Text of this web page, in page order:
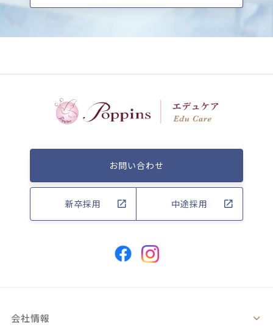
お問い合わせ
新卒採用 中途採用
会社情報